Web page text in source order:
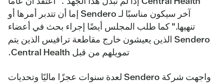
آخر سيكون مناسبًا لـ Sendero إما أن تتدبر أمرها أو
تنهيها." كما طلب المجلس أيضًا إجراء بحث في أعضاء
Sendero الذين يعيشون خارج مقاطعة ترافيس الذين يتم
تمويلهم من قبل Central Health.
واجهت شركة Sendero لعدة سنوات عجزًا ماليًا وتحديات